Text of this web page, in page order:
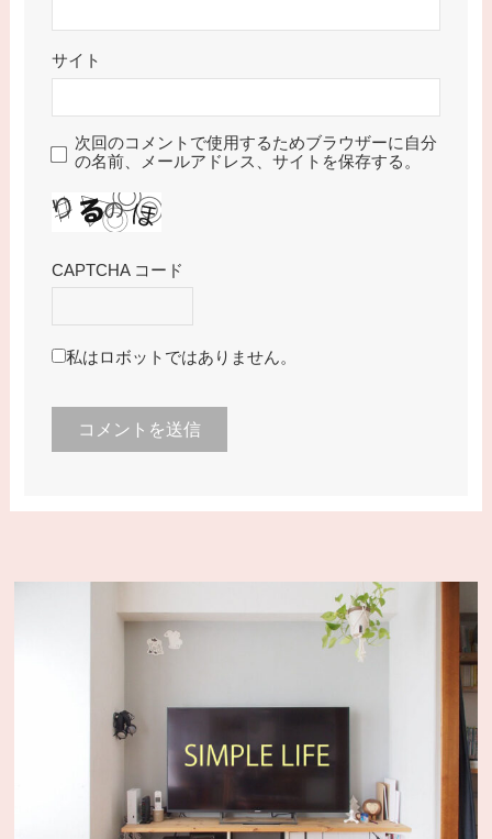
サイト
次回のコメントで使用するためブラウザーに自分
の名前、メールアドレス、サイトを保存する。
CAPTCHA コード
私はロボットではありません。